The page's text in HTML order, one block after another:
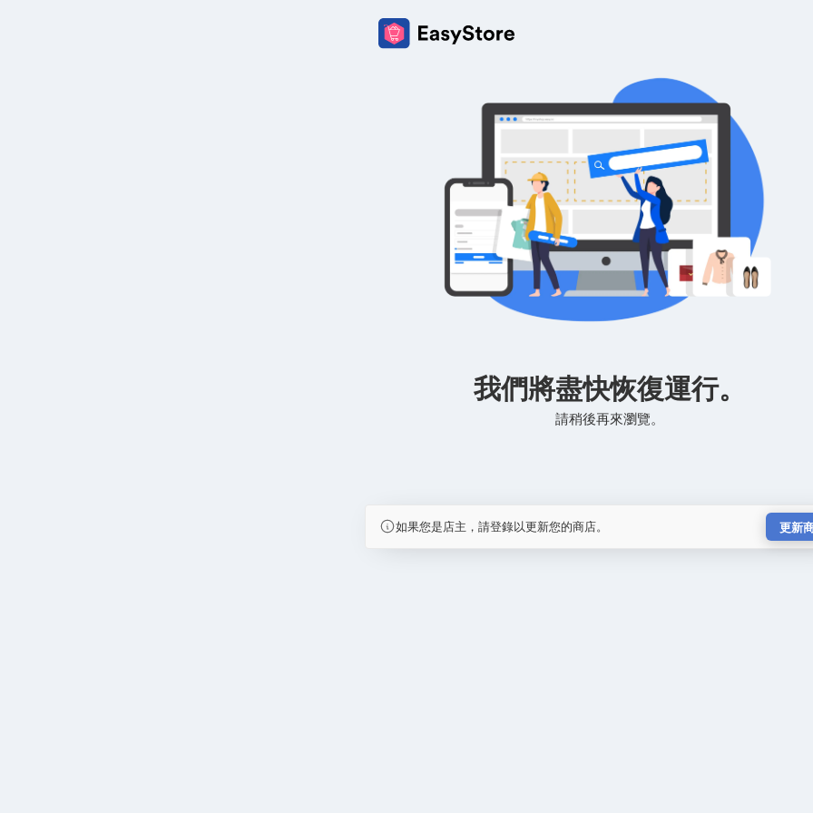
我們將盡快恢復運行。
請稍後再來瀏覽。
如果您是店主，請登錄以更新您的商店。 更新